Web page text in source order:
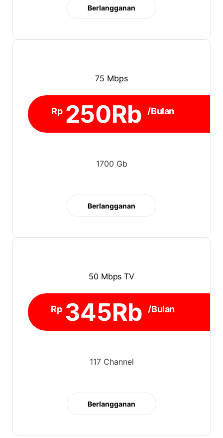
Berlangganan
75 Mbps
Rp 250Rb /Bulan
1700 Gb
Berlangganan
50 Mbps TV
Rp 345Rb /Bulan
117 Channel
Berlangganan